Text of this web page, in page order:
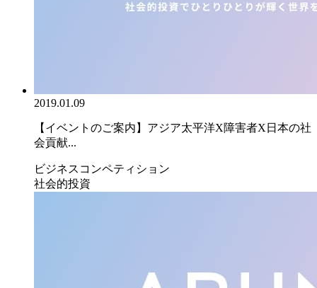
2019.01.09
【イベントのご案内】アジア太平洋X障害者X日本の社
会貢献...
ビジネスコンペティション
社会的投資